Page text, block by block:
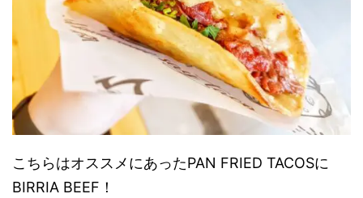
こちらはオススメにあったPAN FRIED TACOSに
BIRRIA BEEF！